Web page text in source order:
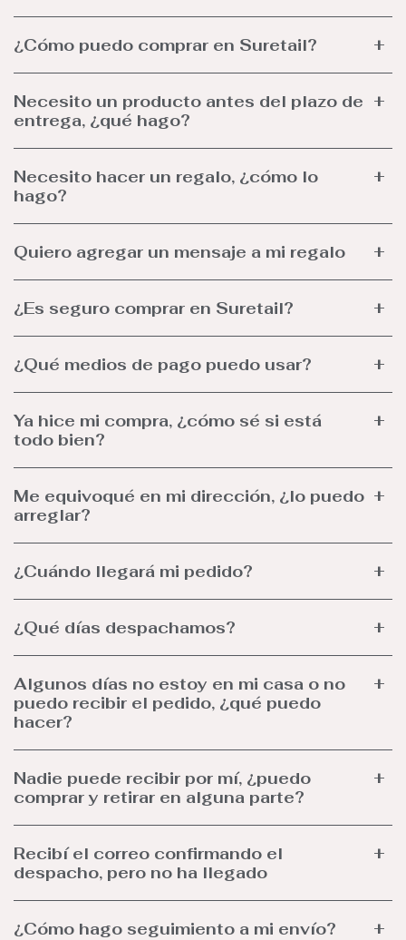
¿Cómo puedo comprar en Suretail?
Necesito un producto antes del plazo de
entrega, ¿qué hago?
Necesito hacer un regalo, ¿cómo lo
hago?
Quiero agregar un mensaje a mi regalo
¿Es seguro comprar en Suretail?
¿Qué medios de pago puedo usar?
Ya hice mi compra, ¿cómo sé si está
todo bien?
Me equivoqué en mi dirección, ¿lo puedo
arreglar?
¿Cuándo llegará mi pedido?
¿Qué días despachamos?
Algunos días no estoy en mi casa o no
puedo recibir el pedido, ¿qué puedo
hacer?
Nadie puede recibir por mí, ¿puedo
comprar y retirar en alguna parte?
Recibí el correo confirmando el
despacho, pero no ha llegado
¿Cómo hago seguimiento a mi envío?